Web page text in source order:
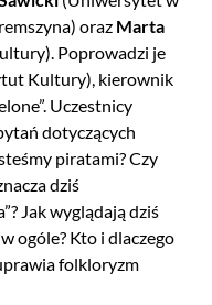
oraz Marta
Poprowadzi je
Kultury), kierownik
Uczestnicy
dotyczących
piratami? Czy
dziś
Jak wyglądają dziś
ogóle? Kto i dlaczego
folkloryzm